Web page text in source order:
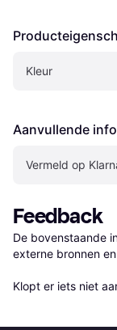
Kleur
Aanvullende
Vermeld op
Feedback
De bovenstaande
externe bronnen
Klopt er iets niet